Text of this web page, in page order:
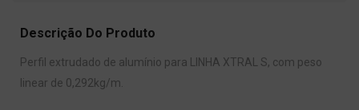
Descrição Do Produto
Perfil extrudado de alumínio para LINHA XTRAL S, com peso
linear de 0,292kg/m.